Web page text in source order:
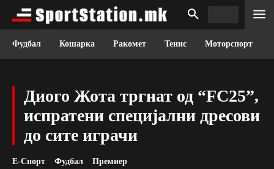
Фудбал Кошарка Ракомет Тенис Моторспорт
Диого Жота тргнат од “FC25”,
испратени специјални дресови
до сите играчи
Е-Спорт Фудбал Премиер